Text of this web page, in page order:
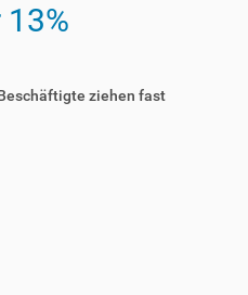
ziehen fast